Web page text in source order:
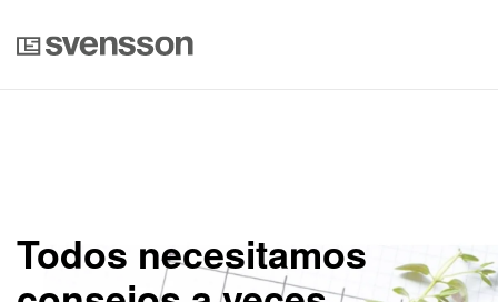
Todos necesitamos